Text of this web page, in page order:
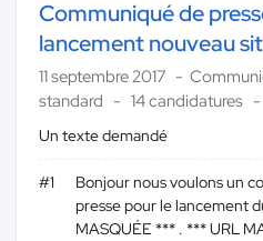
Communiqué de
lancement nouveau
11 septembre 2017
standard
14 candidatures
Un texte demandé
#1
Bonjour nous voulons un
presse pour le lancement
MASQUÉE *** . *** URL